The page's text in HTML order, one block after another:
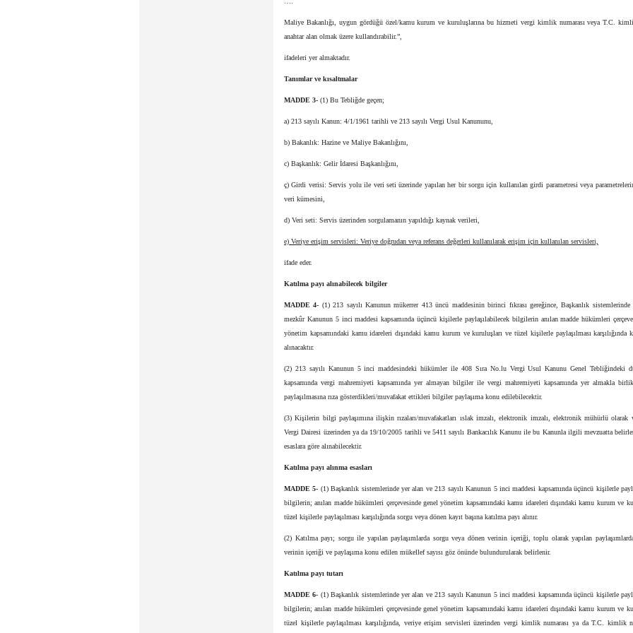
Maliye Bakanlığı, uygun gördüğü özel/kamu kurum ve kuruluşlarına bu hizmeti vergi kimlik numarası veya T.C.
anahtar alan olmak üzere kullandırabilir.”,
ifadeleri yer almaktadır.
Tanımlar ve kısaltmalar
MADDE 3- (1) Bu Tebliğde geçen;
a) 213 sayılı Kanun: 4/1/1961 tarihli ve 213 sayılı Vergi Usul Kanununu,
b) Bakanlık: Hazine ve Maliye Bakanlığını,
c) Başkanlık: Gelir İdaresi Başkanlığını,
ç) Girdi verisi: Servis yolu ile veri seti üzerinde yapılan her bir sorgu için kullanılan girdi parametresi veya
veri kümesini,
d) Veri seti: Servis üzerinden sorgulamanın yapıldığı kaynak verileri,
e) Veriye erişim servisleri: Veriye doğrudan veya referans değerleri kullanılarak erişim için kullanılan servisleri,
ifade eder.
Katılma payı alınabilecek bilgiler
MADDE 4- (1) 213 sayılı Kanunun mükerrer 413 üncü maddesinin birinci fıkrası gereğince, Başkanlık
mezkûr Kanunun 5 inci maddesi kapsamında üçüncü kişilerle paylaşılabilecek bilgilerin anılan madde hükümleri
yönetim kapsamındaki kamu idareleri dışındaki kamu kurum ve kuruluşları ve tüzel kişilerle paylaşılması karşılığında
alınacaktır.
(2) 213 sayılı Kanunun 5 inci maddesindeki hükümler ile 408 Sıra No.lu Vergi Usul Kanunu Genel Tebliğindeki
kapsamında vergi mahremiyeti kapsamında yer almayan bilgiler ile vergi mahremiyeti kapsamında yer almakla
paylaşılmasına rıza gösterdikleri/muvafakat ettikleri bilgiler paylaşıma konu edilebilecektir.
(3) Kişilerin bilgi paylaşımına ilişkin rızaları/muvafakatları ıslak imzalı, elektronik imzalı, elektronik mühürlü olarak
Vergi Dairesi üzerinden ya da 19/10/2005 tarihli ve 5411 sayılı Bankacılık Kanunu ile bu Kanunla ilgili mevzuatta
esaslara göre alınabilecektir.
Katılma payı alınma esasları
MADDE 5- (1) Başkanlık sistemlerinde yer alan ve 213 sayılı Kanunun 5 inci maddesi kapsamında üçüncü kişilerle
bilgilerin; anılan madde hükümleri çerçevesinde genel yönetim kapsamındaki kamu idareleri dışındaki kamu kurum ve
tüzel kişilerle paylaşılması karşılığında sorgu veya dönen kayıt başına katılma payı alınır.
(2) Katılma payı; sorgu ile yapılan paylaşımlarda sorgu veya dönen verinin içeriği, toplu olarak yapılan
verinin içeriği ve paylaşıma konu edilen mükellef sayısı göz önünde bulundurularak belirlenir.
Katılma payı tutarı
MADDE 6- (1) Başkanlık sistemlerinde yer alan ve 213 sayılı Kanunun 5 inci maddesi kapsamında üçüncü kişilerle
bilgilerin; anılan madde hükümleri çerçevesinde genel yönetim kapsamındaki kamu idareleri dışındaki kamu kurum ve
tüzel kişilerle paylaşılması karşılığında, veriye erişim servisleri üzerinden vergi kimlik numarası ya da T.C. kimlik